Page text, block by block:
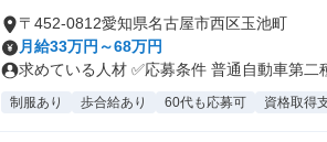
〒452-0812愛知県名古屋市西区玉池町
月給33万円～68万円
求めている人材 ✅応募条件 普通自動車第二
制服あり 歩合給あり 60代も応募可 資格取得